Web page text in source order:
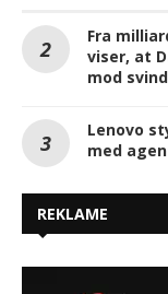
Fra
viser, at
mod
Lenovo
med
REKLAME